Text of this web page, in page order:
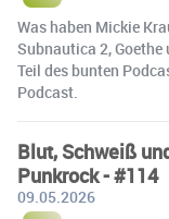
Was haben Mickie
Subnautica 2,
Teil des bunten
Podcast.
Blut, Schweiß
Punkrock - #114
09.05.2026